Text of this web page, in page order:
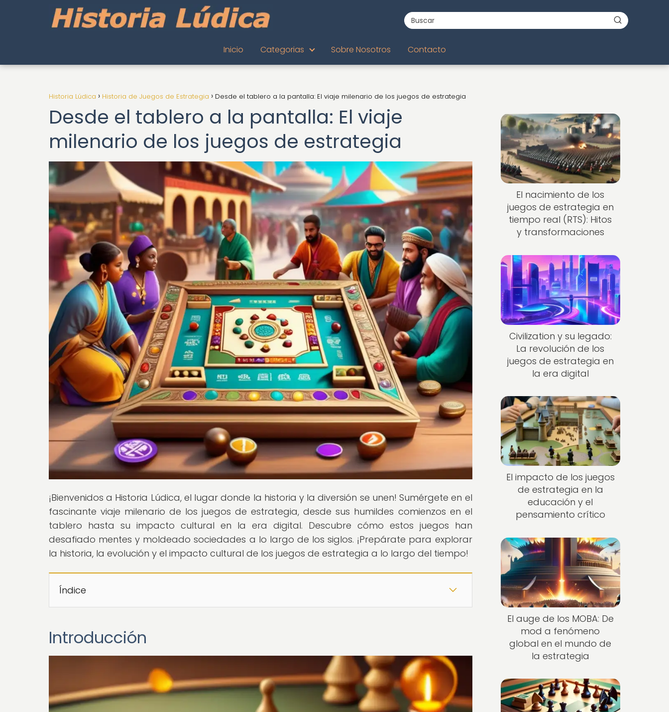
Inicio Categorias Sobre Nosotros Contacto
Historia Lúdica Historia de Juegos de Estrategia Desde el tablero a la pantalla: El viaje milenario de los juegos de estrategia
Desde el tablero a la pantalla: El viaje
milenario de los juegos de estrategia
¡Bienvenidos a Historia Lúdica, el lugar donde la historia y la diversión se unen! Sumérgete en el
fascinante viaje milenario de los juegos de estrategia, desde sus humildes comienzos en el
tablero hasta su impacto cultural en la era digital. Descubre cómo estos juegos han
desafiado mentes y moldeado sociedades a lo largo de los siglos. ¡Prepárate para explorar
la historia, la evolución y el impacto cultural de los juegos de estrategia a lo largo del tiempo!
Índice
Introducción
El nacimiento de los
juegos de estrategia en
tiempo real (RTS): Hitos
y transformaciones
Civilization y su legado:
La revolución de los
juegos de estrategia en
la era digital
El impacto de los juegos
de estrategia en la
educación y el
pensamiento crítico
El auge de los MOBA: De
mod a fenómeno
global en el mundo de
la estrategia